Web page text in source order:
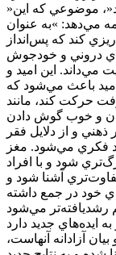
»فضاي امن به مغز اجازه برنامه‌ريزي مي‌دهد«، موضوعي که اين
مي‌دهد: »به عنوان
کند که پس‌انداز
دروني و خودجوش
مي‌داند. اين اميد و
باعث مي‌شود که
حرکت کند، مانند
ذهني و از دلايل فقر
فکري مي‌شود. مغز
شود و با افراد
آشنا شود و
خود در جمع داشته
به ايده‌هاي جديد دارد
آزادانه آنهاست،